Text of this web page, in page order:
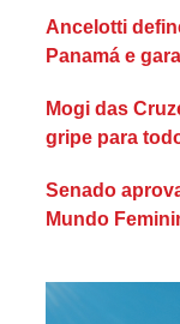
Ancelotti
Panamá e
Mogi das
gripe para
Senado
Mundo